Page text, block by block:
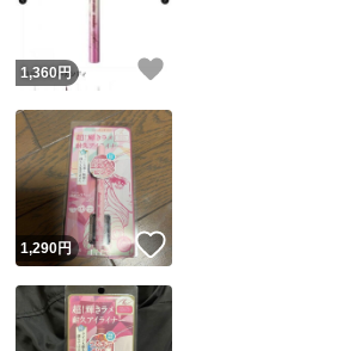
このユーザーは設定した発送日数内に発送しています
いいね！
1,360円
いいね！
1,290円 いいね！